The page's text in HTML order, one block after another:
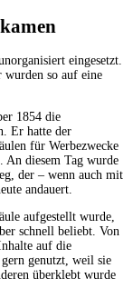
eingesetzt.
wurden so auf eine
1854 die
Er hatte der
für Werbezwecke
An diesem Tag wurde
der – wenn auch mit
andauert.
aufgestellt wurde,
schnell beliebt. Von
auf die
genutzt, weil sie
überklebt wurde